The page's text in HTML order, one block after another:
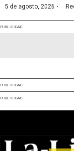
5 de agosto, 2026 ·
PUBLICIDAD
PUBLICIDAD
PUBLICIDAD